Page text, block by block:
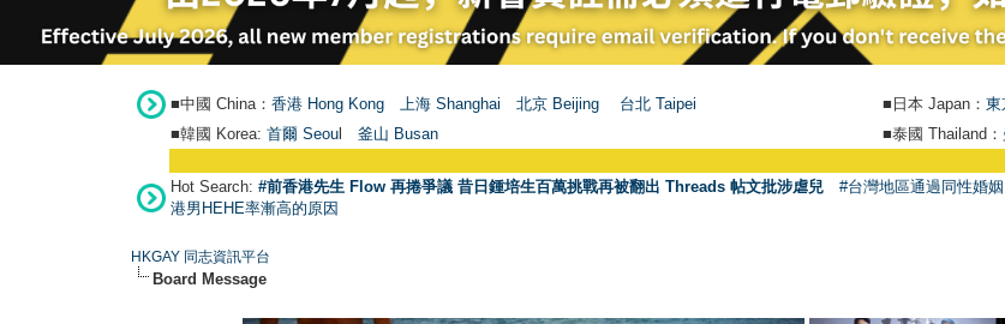
■中國 China： 香港 Hong Kong 上海 Shanghai 北京 Beijing 台北 Taipei ■日本 Japan： 東
■韓國 Korea: 首爾 Seou 釜山 Busan ■泰國 Thailand：
Hot Search: #前香港先生 Flow 再捲爭議 昔日鍾培生百萬挑戰再被翻出 Threads 帖文批涉虐兒 #台灣地區通過同性婚姻
港男HEHE率漸高的原因
HKGAY 同志資訊平台
Board Message